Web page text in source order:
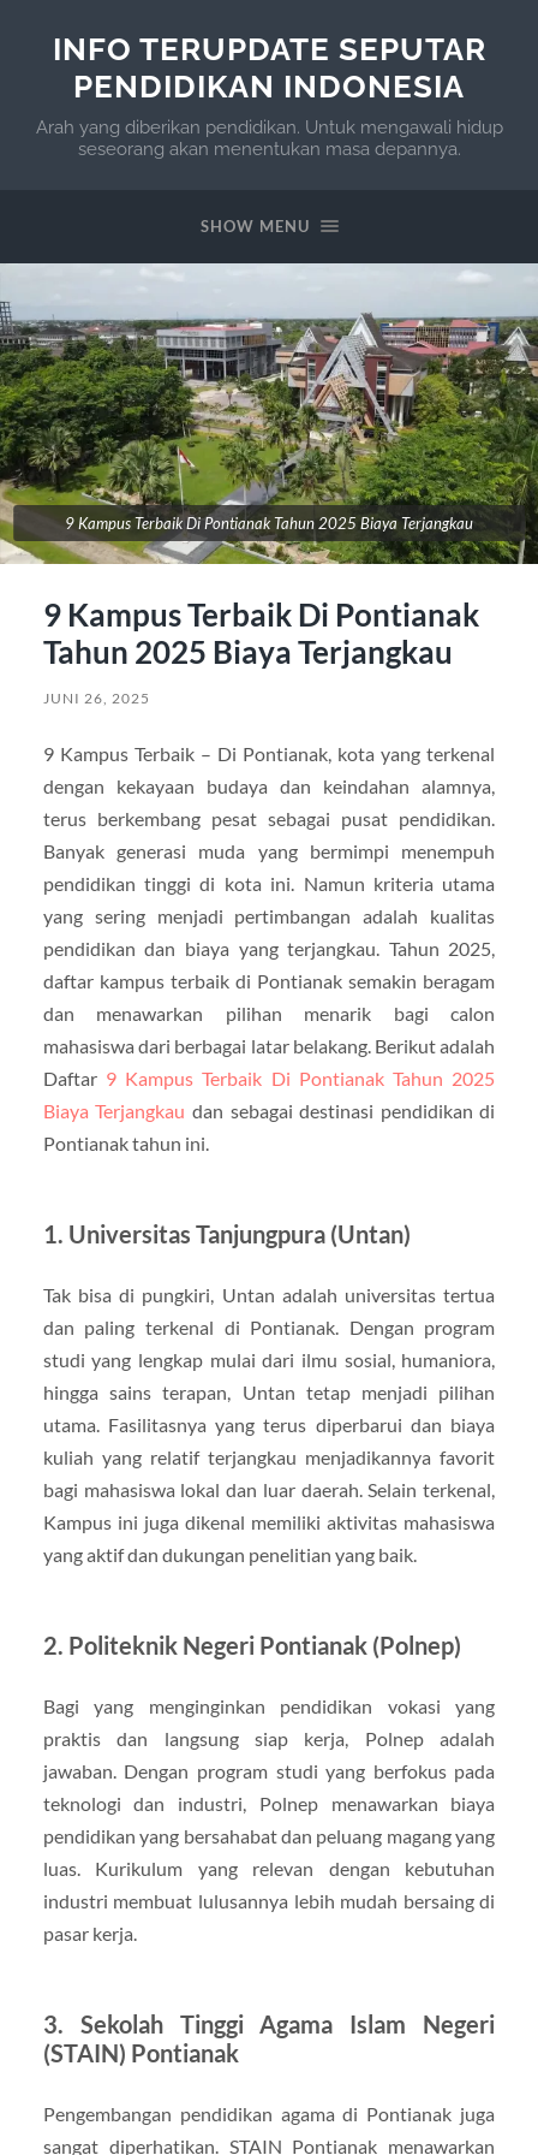
INFO TERUPDATE SEPUTAR
PENDIDIKAN INDONESIA
Arah yang diberikan pendidikan. Untuk mengawali hidup
seseorang akan menentukan masa depannya.
SHOW MENU
9 Kampus Terbaik Di Pontianak Tahun 2025 Biaya Terjangkau
9 Kampus Terbaik Di Pontianak
Tahun 2025 Biaya Terjangkau
JUNI 26, 2025
9 Kampus Terbaik – Di Pontianak, kota yang terkenal
dengan kekayaan budaya dan keindahan alamnya,
terus berkembang pesat sebagai pusat pendidikan.
Banyak generasi muda yang bermimpi menempuh
pendidikan tinggi di kota ini. Namun kriteria utama
yang sering menjadi pertimbangan adalah kualitas
pendidikan dan biaya yang terjangkau. Tahun 2025,
daftar kampus terbaik di Pontianak semakin beragam
dan menawarkan pilihan menarik bagi calon
mahasiswa dari berbagai latar belakang. Berikut adalah
Daftar 9 Kampus Terbaik Di Pontianak Tahun 2025
Biaya Terjangkau dan sebagai destinasi pendidikan di
Pontianak tahun ini.
1. Universitas Tanjungpura (Untan)
Tak bisa di pungkiri, Untan adalah universitas tertua
dan paling terkenal di Pontianak. Dengan program
studi yang lengkap mulai dari ilmu sosial, humaniora,
hingga sains terapan, Untan tetap menjadi pilihan
utama. Fasilitasnya yang terus diperbarui dan biaya
kuliah yang relatif terjangkau menjadikannya favorit
bagi mahasiswa lokal dan luar daerah. Selain terkenal,
Kampus ini juga dikenal memiliki aktivitas mahasiswa
yang aktif dan dukungan penelitian yang baik.
2. Politeknik Negeri Pontianak (Polnep)
Bagi yang menginginkan pendidikan vokasi yang
praktis dan langsung siap kerja, Polnep adalah
jawaban. Dengan program studi yang berfokus pada
teknologi dan industri, Polnep menawarkan biaya
pendidikan yang bersahabat dan peluang magang yang
luas. Kurikulum yang relevan dengan kebutuhan
industri membuat lulusannya lebih mudah bersaing di
pasar kerja.
3. Sekolah Tinggi Agama Islam Negeri
(STAIN) Pontianak
Pengembangan pendidikan agama di Pontianak juga
sangat diperhatikan. STAIN Pontianak menawarkan